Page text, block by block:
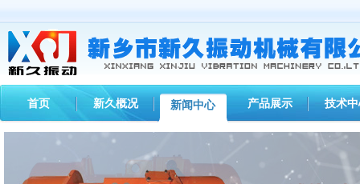
首页 新久概况 新闻中心 产品展示 技术